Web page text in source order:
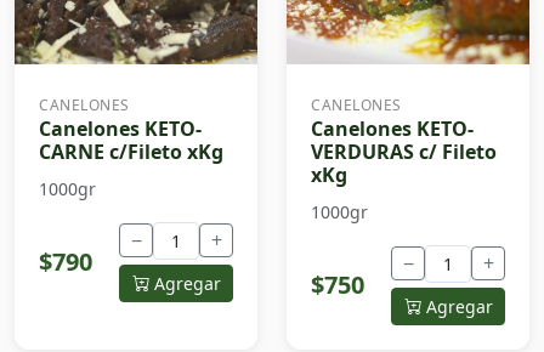
CANELONES
Canelones KETO-
CARNE c/Fileto xKg
1000gr
$790
− +
Agregar
CANELONES
Canelones KETO-
VERDURAS c/ Fileto
xKg
1000gr
$750
− +
Agregar